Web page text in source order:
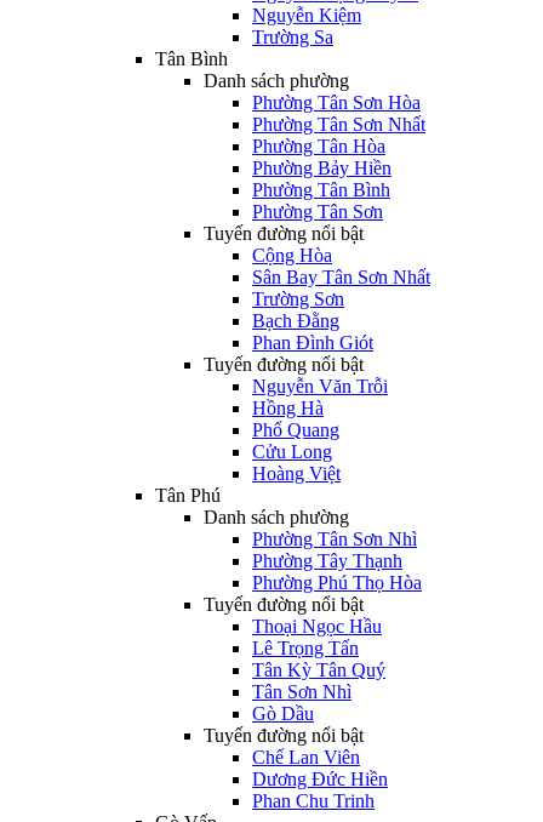
Nguyễn Kiệm
Trường Sa
Tân Bình
Danh sách phường
Phường Tân Sơn Hòa
Phường Tân Sơn Nhất
Phường Tân Hòa
Phường Bảy Hiền
Phường Tân Bình
Phường Tân Sơn
Tuyến đường nổi bật
Cộng Hòa
Sân Bay Tân Sơn Nhất
Trường Sơn
Bạch Đằng
Phan Đình Giót
Tuyến đường nổi bật
Nguyễn Văn Trỗi
Hồng Hà
Phổ Quang
Cửu Long
Hoàng Việt
Tân Phú
Danh sách phường
Phường Tân Sơn Nhì
Phường Tây Thạnh
Phường Phú Thọ Hòa
Tuyến đường nổi bật
Thoại Ngọc Hầu
Lê Trọng Tấn
Tân Kỳ Tân Quý
Tân Sơn Nhì
Gò Dầu
Tuyến đường nổi bật
Chế Lan Viên
Dương Đức Hiền
Phan Chu Trinh